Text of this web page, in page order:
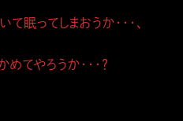
眠ってしまおうか・・・、
てやろうか・・・？